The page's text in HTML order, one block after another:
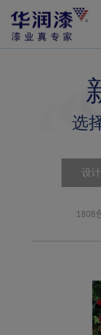
选
设
1808